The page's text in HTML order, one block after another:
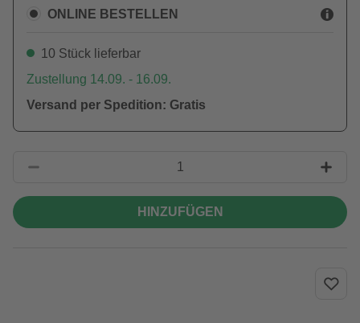
ONLINE BESTELLEN
10 Stück lieferbar
Zustellung 14.09. - 16.09.
Versand per Spedition: Gratis
HINZUFÜGEN